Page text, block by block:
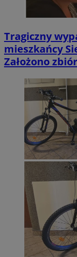
Tragiczny
mieszkańcy
Założono